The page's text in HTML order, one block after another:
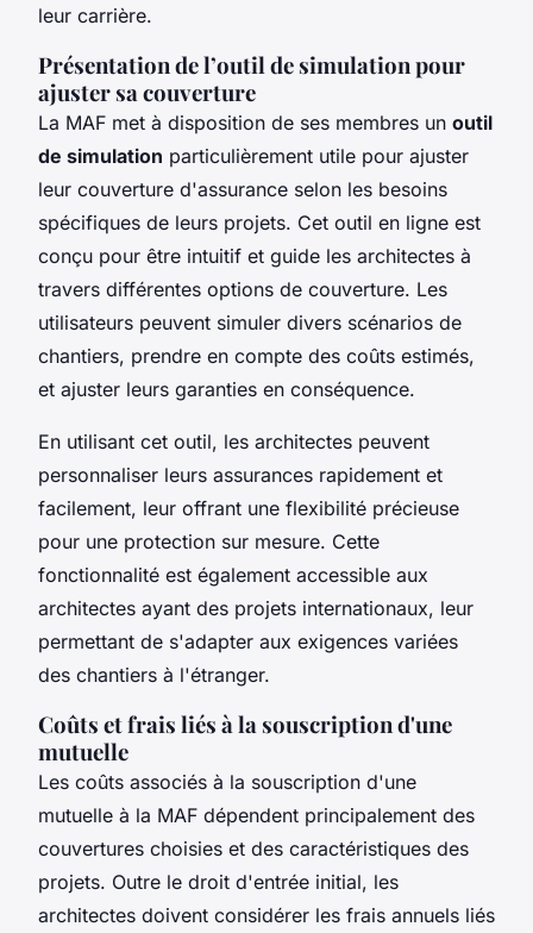
leur carrière.
Présentation de l’outil de simulation pour
ajuster sa couverture
La MAF met à disposition de ses membres un outil
de simulation particulièrement utile pour ajuster
leur couverture d'assurance selon les besoins
spécifiques de leurs projets. Cet outil en ligne est
conçu pour être intuitif et guide les architectes à
travers différentes options de couverture. Les
utilisateurs peuvent simuler divers scénarios de
chantiers, prendre en compte des coûts estimés,
et ajuster leurs garanties en conséquence.
En utilisant cet outil, les architectes peuvent
personnaliser leurs assurances rapidement et
facilement, leur offrant une flexibilité précieuse
pour une protection sur mesure. Cette
fonctionnalité est également accessible aux
architectes ayant des projets internationaux, leur
permettant de s'adapter aux exigences variées
des chantiers à l'étranger.
Coûts et frais liés à la souscription d'une
mutuelle
Les coûts associés à la souscription d'une
mutuelle à la MAF dépendent principalement des
couvertures choisies et des caractéristiques des
projets. Outre le droit d'entrée initial, les
architectes doivent considérer les frais annuels liés